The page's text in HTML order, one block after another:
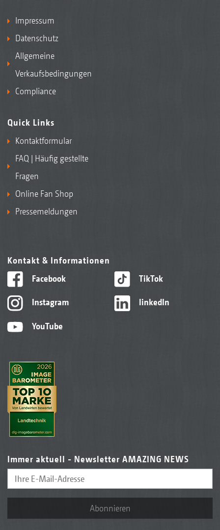
Impressum
Datenschutz
Allgemeine
Verkaufsbedingungen
Compliance
Quick Links
Kontaktformular
FAQ | Häufig gestellte
Fragen
Online Fan Shop
Pressemeldungen
Kontakt & Informationen
Facebook
Instagram
YouTube
TikTok
linkedIn
Immer aktuell - Newsletter AMAZING NEWS
Abonnieren